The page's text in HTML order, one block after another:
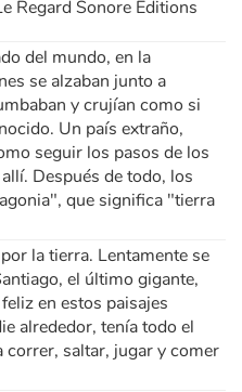
Regard Sonore Editions
del mundo, en la
se alzaban junto a
y crujían como si
Un país extraño,
seguir los pasos de los
Después de todo, los
que significa "tierra
la tierra. Lentamente se
el último gigante,
en estos paisajes
alrededor, tenía todo el
correr, saltar, jugar y comer